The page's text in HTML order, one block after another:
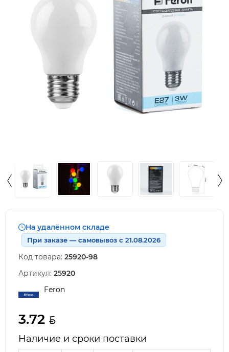
На удалённом складе
При заказе — самовывоз с 21.08.2026
Код товара: 25920-98
Артикул: 25920
Feron
3.72
Наличие и сроки поставки